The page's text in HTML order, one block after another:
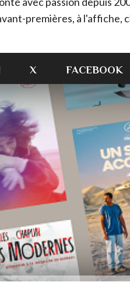
premières, à l'affiche,
X FACEBOOK